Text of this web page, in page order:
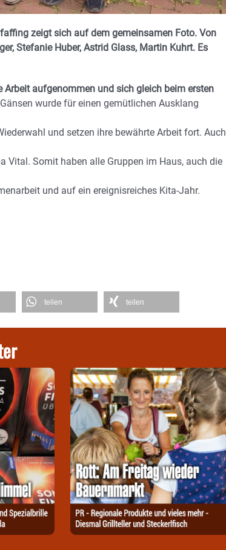
zeigt sich auf dem gemeinsamen Foto. Von
Stefanie Huber, Astrid Glass, Martin Kuhrt. Es
Arbeit aufgenommen und sich gleich beim ersten
wurde für einen gemütlichen Ausklang
und setzen ihre bewährte Arbeit fort. Auch
Vital. Somit haben alle Gruppen im Haus, auch die
und auf ein ereignisreiches Kita-Jahr.
teilen teilen